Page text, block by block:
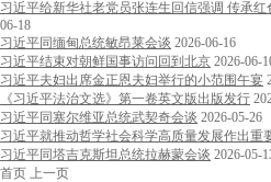
习近平给新华社老党员张连生回信强调 传承
06-18
习近平同缅甸总统敏昂莱会谈 2026-06-16
习近平结束对朝鲜国事访问回到北京 2026-06-
习近平夫妇出席金正恩夫妇举行的小范围午宴
《习近平法治文选》第一卷英文版出版发行
习近平同塞尔维亚总统武契奇会谈 2026-05-26
习近平就推动哲学社会科学高质量发展作出重
习近平同塔吉克斯坦总统拉赫蒙会谈 2026-05-
首页 上一页